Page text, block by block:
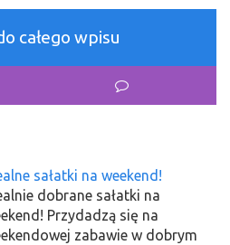
całego wpisu
sałatki na weekend!
dobrane sałatki na
Przydadzą się na
zabawie w dobrym